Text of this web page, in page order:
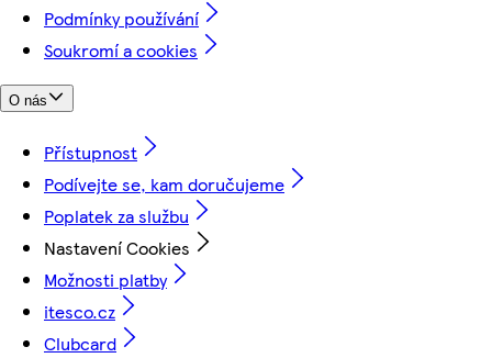
Podmínky používání
Soukromí a cookies
O nás
Přístupnost
Podívejte se, kam doručujeme
Poplatek za službu
Nastavení Cookies
Možnosti platby
itesco.cz
Clubcard